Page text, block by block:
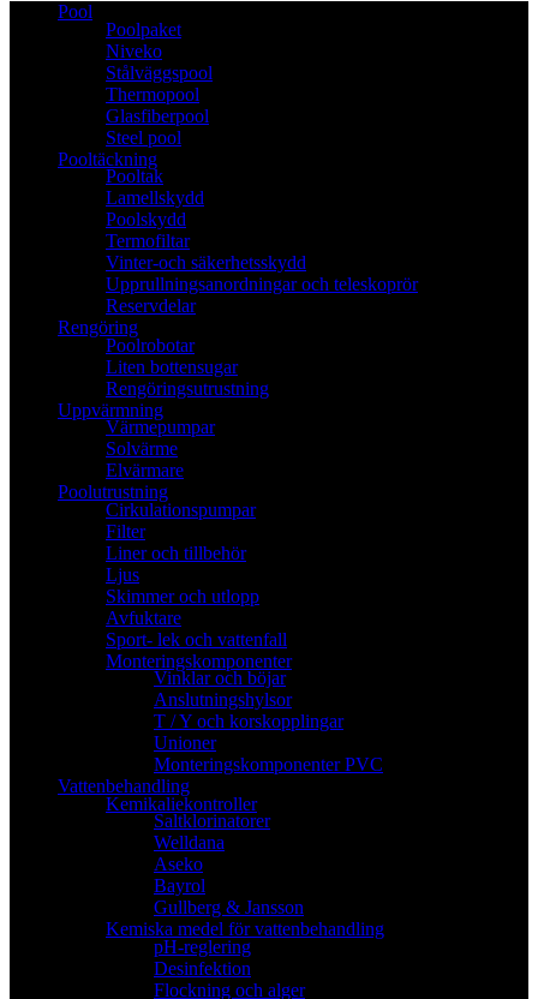
Pool
Poolpaket
Niveko
Stålväggspool
Thermopool
Glasfiberpool
Steel pool
Pooltäckning
Pooltak
Lamellskydd
Poolskydd
Termofiltar
Vinter-och säkerhetsskydd
Upprullningsanordningar och teleskoprör
Reservdelar
Rengöring
Poolrobotar
Liten bottensugar
Rengöringsutrustning
Uppvärmning
Värmepumpar
Solvärme
Elvärmare
Poolutrustning
Cirkulationspumpar
Filter
Liner och tillbehör
Ljus
Skimmer och utlopp
Avfuktare
Sport- lek och vattenfall
Monteringskomponenter
Vinklar och böjar
Anslutningshylsor
T / Y och korskopplingar
Unioner
Monteringskomponenter PVC
Vattenbehandling
Kemikaliekontroller
Saltklorinatorer
Welldana
Aseko
Bayrol
Gullberg & Jansson
Kemiska medel för vattenbehandling
pH-reglering
Desinfektion
Flockning och alger